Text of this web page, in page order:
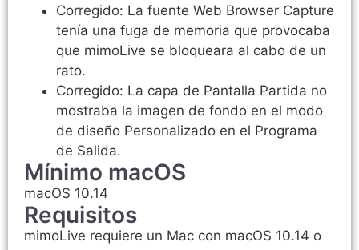
Corregido: La fuente Web Browser Capture
tenía una fuga de memoria que provocaba
que mimoLive se bloqueara al cabo de un
rato.
Corregido: La capa de Pantalla Partida no
mostraba la imagen de fondo en el modo
de diseño Personalizado en el Programa
de Salida.
Mínimo macOS
macOS 10.14
Requisitos
mimoLive requiere un Mac con macOS 10.14 o